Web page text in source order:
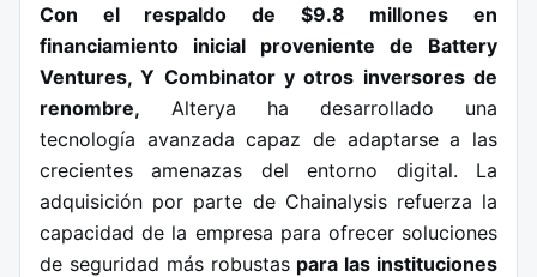
Con el respaldo de $9.8 millones en
financiamiento inicial proveniente de Battery
Ventures, Y Combinator y otros inversores de
renombre, Alterya ha desarrollado una
tecnología avanzada capaz de adaptarse a las
crecientes amenazas del entorno digital. La
adquisición por parte de Chainalysis refuerza la
capacidad de la empresa para ofrecer soluciones
de seguridad más robustas para las instituciones